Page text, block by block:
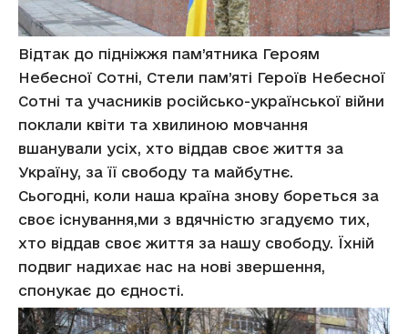
Відтак до підніжжя пам’ятника Героям
Небесної Сотні, Стели пам’яті Героїв Небесної
Сотні та учасників російсько-української війни
поклали квіти та хвилиною мовчання
вшанували усіх, хто віддав своє життя за
Україну, за її свободу та майбутнє.
Сьогодні, коли наша країна знову бореться за
своє існування,ми з вдячністю згадуємо тих,
хто віддав своє життя за нашу свободу. Їхній
подвиг надихає нас на нові звершення,
спонукає до єдності.